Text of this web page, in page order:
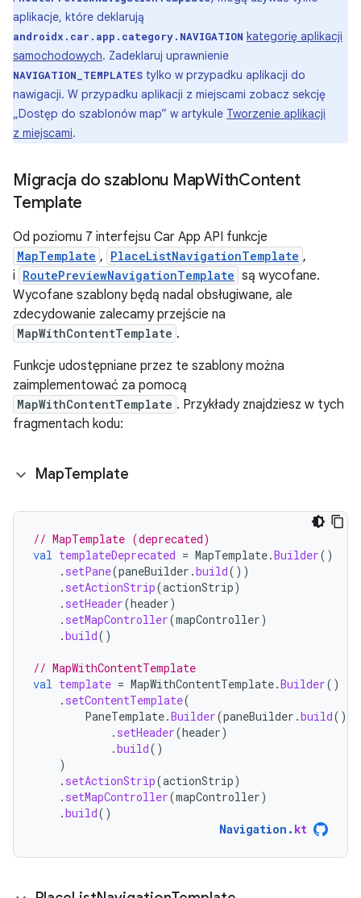
aplikacje, które deklarują
androidx.car.app.category.NAVIGATION kategorię aplikacji
samochodowych. Zadeklaruj uprawnienie
NAVIGATION_TEMPLATES tylko w przypadku aplikacji do
nawigacji. W przypadku aplikacji z miejscami zobacz sekcję
„Dostęp do szablonów map” w artykule Tworzenie aplikacji
z miejscami.
Migracja do szablonu MapWithContent
Template
Od poziomu 7 interfejsu Car App API funkcje
MapTemplate , PlaceListNavigationTemplate ,
i RoutePreviewNavigationTemplate są wycofane.
Wycofane szablony będą nadal obsługiwane, ale
zdecydowanie zalecamy przejście na
MapWithContentTemplate .
Funkcje udostępniane przez te szablony można
zaimplementować za pomocą
MapWithContentTemplate . Przykłady znajdziesz w tych
fragmentach kodu:
MapTemplate
// MapTemplate (deprecated)
val templateDeprecated = MapTemplate.Builder()
. setPane(paneBuilder .build())
. setActionStrip(actionStrip)
. setHeader(header)
. setMapController(mapController)
.build()
// MapWithContentTemplate
val template = MapWithContentTemplate.Builder()
. setContentTemplate(
PaneTemplate.Builder(paneBuilder .build())
. setHeader(header)
.build()
)
. setActionStrip(actionStrip)
. setMapController(mapController)
.build()
Navigation . kt